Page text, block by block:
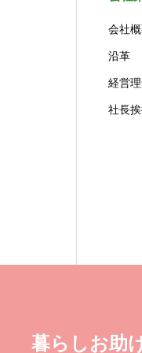
会社
沿革
経営
社長
暮らしお助